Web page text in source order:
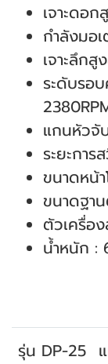
เจาะดอ
กำลังมอ
เจาะลึก
ระดับรอ
แกนหัวจั
ระยะกา
ขนาดหน้
ขนาดฐา
ตัวเครื่อ
น้ำหนัก :
รุ่น DP-25